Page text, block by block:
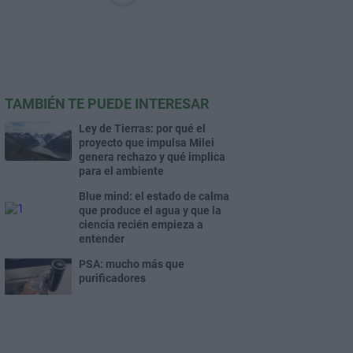
TAMBIÉN TE PUEDE INTERESAR
Ley de Tierras: por qué el
proyecto que impulsa Milei
genera rechazo y qué implica
para el ambiente
Blue mind: el estado de calma
que produce el agua y que la
ciencia recién empieza a
entender
PSA: mucho más que
purificadores